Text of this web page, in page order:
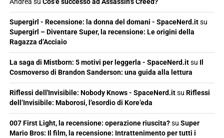
Andrea su Cos’è successo ad Assassin’s Creed?
Supergirl - Recensione: la donna del domani - SpaceNerd.itsu
Supergirl – Diventare Super, la recensione: Le origini della
Ragazza d’Acciaio
La saga di Mistborn: 5 motivi per leggerla - SpaceNerd.itsu Il
Cosmoverso di Brandon Sanderson: una guida alla lettura
Riflessi dell'Invisibile: Nobody Knows - SpaceNerd.itsu Riflessi
dell’Invisibile: Maborosi, l’esordio di Kore’eda
007 First Light, la recensione: operazione riuscita?su Super
Mario Bros: Il film, la recensione: Intrattenimento per tutti i